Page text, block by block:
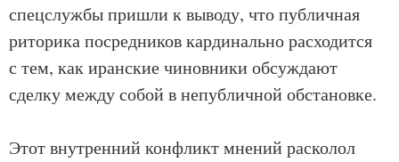
спецслужбы пришли к выводу, что публичная
риторика посредников кардинально расходится
с тем, как иранские чиновники обсуждают
сделку между собой в непубличной обстановке.
Этот внутренний конфликт мнений расколол